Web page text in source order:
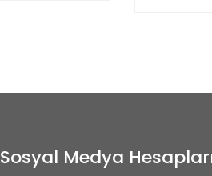
Sosyal Medya